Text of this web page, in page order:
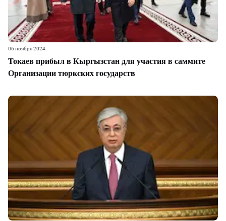
Токаев прибыл в Кыргызстан для участия в саммите
Организации тюркских государств
06 ноября 2024